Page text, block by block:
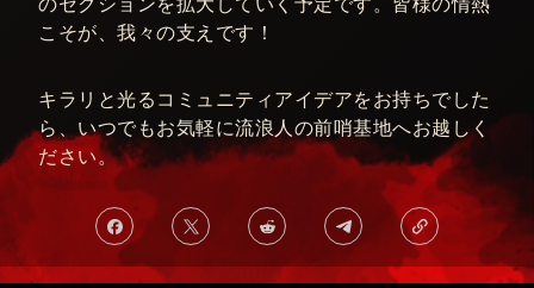
のセクションを拡大していく予定です。皆様の情熱
こそが、我々の支えです！
キラリと光るコミュニティアイデアをお持ちでした
ら、いつでもお気軽に流浪人の前哨基地へお越しく
ださい。